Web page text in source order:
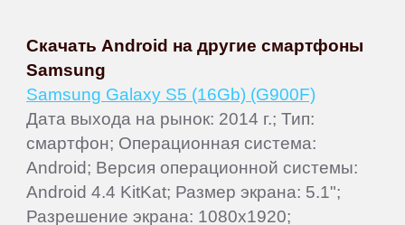
Скачать Android на другие смартфоны
Samsung
Samsung Galaxy S5 (16Gb) (G900F)
Дата выхода на рынок: 2014 г.; Тип:
смартфон; Операционная система:
Android; Версия операционной системы:
Android 4.4 KitKat; Размер экрана: 5.1";
Разрешение экрана: 1080x1920;